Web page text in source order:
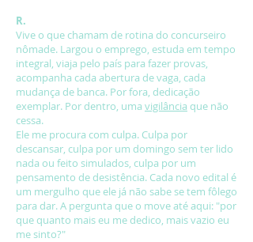
R.
Vive o que chamam de rotina do concurseiro
nômade. Largou o emprego, estuda em tempo
integral, viaja pelo país para fazer provas,
acompanha cada abertura de vaga, cada
mudança de banca. Por fora, dedicação
exemplar. Por dentro, uma vigilância que não
cessa.
Ele me procura com culpa. Culpa por
descansar, culpa por um domingo sem ter lido
nada ou feito simulados, culpa por um
pensamento de desistência. Cada novo edital é
um mergulho que ele já não sabe se tem fôlego
para dar. A pergunta que o move até aqui: "por
que quanto mais eu me dedico, mais vazio eu
me sinto?"